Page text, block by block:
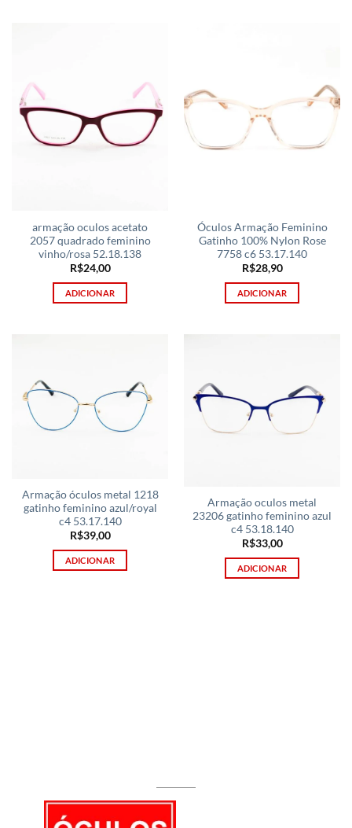
armação oculos acetato
2057 quadrado feminino
vinho/rosa 52.18.138
R$24,00
ADICIONAR
Óculos Armação Feminino
Gatinho 100% Nylon Rose
7758 c6 53.17.140
R$28,90
ADICIONAR
Armação óculos metal 1218
gatinho feminino azul/royal
c4 53.17.140
R$39,00
ADICIONAR
Armação oculos metal
23206 gatinho feminino azul
c4 53.18.140
R$33,00
ADICIONAR